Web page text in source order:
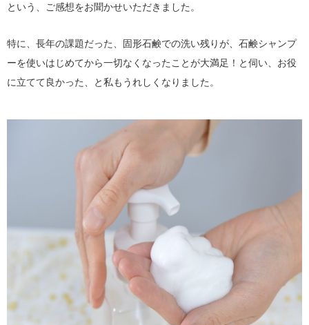
という、ご感想をお聞かせいただきました。
特に、長年の課題だった、固形石鹸での洗い残りが、石鹸シャンプ
ーを使いはじめてから一切なくなったことが大満足！と伺い、お役
に立てて良かった、と私もうれしくなりました。